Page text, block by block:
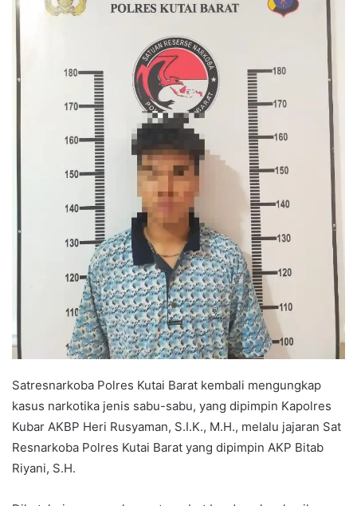
Satresnarkoba Polres Kutai Barat kembali mengungkap
kasus narkotika jenis sabu-sabu, yang dipimpin Kapolres
Kubar AKBP Heri Rusyaman, S.I.K., M.H., melalu jajaran Sat
Resnarkoba Polres Kutai Barat yang dipimpin AKP Bitab
Riyani, S.H.